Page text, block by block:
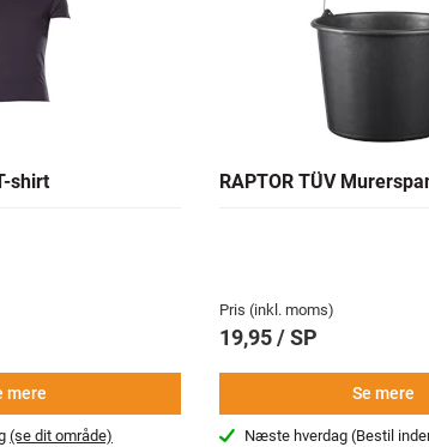
shirt
mere
(se dit område)
RAPTOR TÜV
Pris (inkl. moms)
19,95 / SP
Se mere
Næste hverdag (Bestil